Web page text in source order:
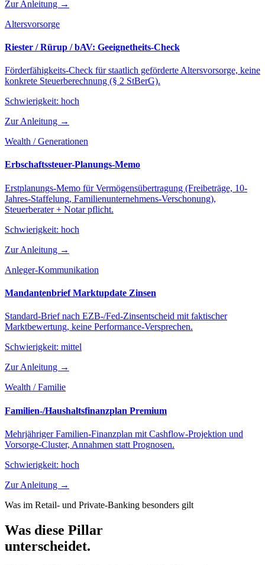
Zur Anleitung →
Altersvorsorge
Riester / Rürup / bAV: Geeignetheits-Check
Förderfähigkeits-Check für staatlich geförderte Altersvorsorge, keine
konkrete Steuerberechnung (§ 2 StBerG).
Schwierigkeit: hoch
Zur Anleitung →
Wealth / Generationen
Erbschaftssteuer-Planungs-Memo
Erstplanungs-Memo für Vermögensübertragung (Freibeträge, 10-
Jahres-Staffelung, Familienunternehmens-Verschonung),
Steuerberater + Notar pflicht.
Schwierigkeit: hoch
Zur Anleitung →
Anleger-Kommunikation
Mandantenbrief Marktupdate Zinsen
Standard-Brief nach EZB-/Fed-Zinsentscheid mit faktischer
Marktbewertung, keine Performance-Versprechen.
Schwierigkeit: mittel
Zur Anleitung →
Wealth / Familie
Familien-/Haushaltsfinanzplan Premium
Mehrjähriger Familien-Finanzplan mit Cashflow-Projektion und
Vorsorge-Cluster, Annahmen statt Prognosen.
Schwierigkeit: hoch
Zur Anleitung →
Was im Retail- und Private-Banking besonders gilt
Was diese Pillar
unterscheidet.